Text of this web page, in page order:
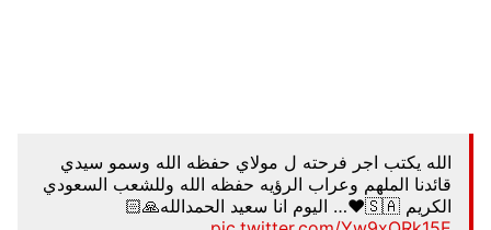
الله يكتب اجر فرحته ل مولاي حفظه الله وسمو سيدي
قائدنا الملهم وعراب الرؤيه حفظه الله وللشعب السعودي
الكريم 🇸🇦❤️… اليوم انا سعيد الحمدالله🙏🏻